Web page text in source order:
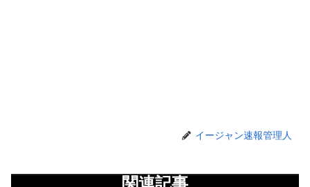
イージャン速報管理人
関連記事